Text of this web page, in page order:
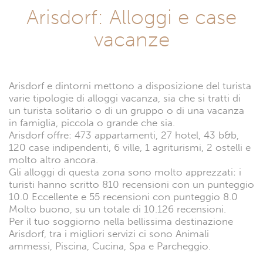
Arisdorf: Alloggi e case
vacanze
Arisdorf e dintorni mettono a disposizione del turista
varie tipologie di alloggi vacanza, sia che si tratti di
un turista solitario o di un gruppo o di una vacanza
in famiglia, piccola o grande che sia.
Arisdorf offre: 473 appartamenti, 27 hotel, 43 b&b,
120 case indipendenti, 6 ville, 1 agriturismi, 2 ostelli e
molto altro ancora.
Gli alloggi di questa zona sono molto apprezzati: i
turisti hanno scritto 810 recensioni con un punteggio
10.0 Eccellente e 55 recensioni con punteggio 8.0
Molto buono, su un totale di 10.126 recensioni.
Per il tuo soggiorno nella bellissima destinazione
Arisdorf, tra i migliori servizi ci sono Animali
ammessi, Piscina, Cucina, Spa e Parcheggio.